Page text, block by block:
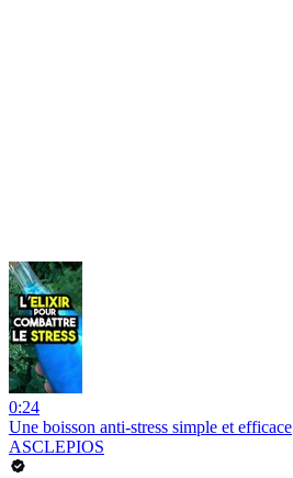
0:24
Une boisson anti-stress simple et efficace
ASCLEPIOS